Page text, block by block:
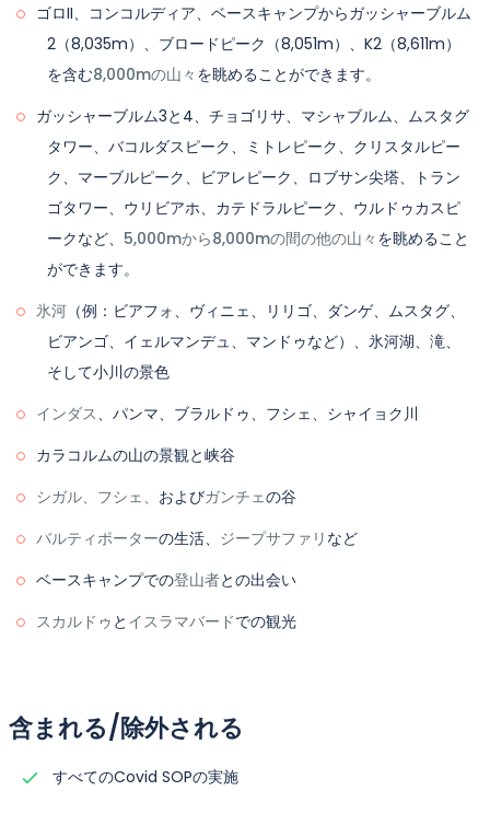
ゴロII、コンコルディア、ベースキャンプからガッシャーブルム
2（8,035m）、ブロードピーク（8,051m）、K2（8,611m）
を含む8,000mの山々 を眺めることができます。
ガッシャーブルム3と4、チョゴリサ、マシャブルム、ムスタグ
タワー、バコルダスピーク、ミトレピーク、クリスタルピー
ク、マーブルピーク、ビアレピーク、ロブサン尖塔、トラン
ゴタワー、ウリビアホ、カテドラルピーク、ウルドゥカスピ
ークなど、 5,000mから8,000mの間の他の山々 を眺めること
ができます。
氷河 （例：ビアフォ、ヴィニェ、リリゴ、ダンゲ、ムスタグ、
ビアンゴ、イェルマンデュ、マンドゥなど）、氷河湖、滝、
そして小川の景色
インダス、パンマ、ブラルドゥ、フシェ、シャイョク川
カラコルムの山の景観と峡谷
シガル、フシェ、 およびガンチェの谷
バルティポーターの生活、 ジープサファリ など
ベースキャンプでの登山者との出会い
スカルドゥ と イスラマバードでの観光
含まれる/除外される
すべてのCovid SOPの実施